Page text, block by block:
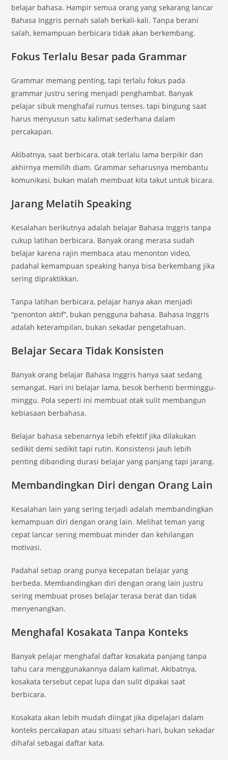
belajar bahasa. Hampir semua orang yang sekarang lancar
Bahasa Inggris pernah salah berkali-kali. Tanpa berani
salah, kemampuan berbicara tidak akan berkembang.
Fokus Terlalu Besar pada Grammar
Grammar memang penting, tapi terlalu fokus pada
grammar justru sering menjadi penghambat. Banyak
pelajar sibuk menghafal rumus tenses, tapi bingung saat
harus menyusun satu kalimat sederhana dalam
percakapan.
Akibatnya, saat berbicara, otak terlalu lama berpikir dan
akhirnya memilih diam. Grammar seharusnya membantu
komunikasi, bukan malah membuat kita takut untuk bicara.
Jarang Melatih Speaking
Kesalahan berikutnya adalah belajar Bahasa Inggris tanpa
cukup latihan berbicara. Banyak orang merasa sudah
belajar karena rajin membaca atau menonton video,
padahal kemampuan speaking hanya bisa berkembang jika
sering dipraktikkan.
Tanpa latihan berbicara, pelajar hanya akan menjadi
“penonton aktif”, bukan pengguna bahasa. Bahasa Inggris
adalah keterampilan, bukan sekadar pengetahuan.
Belajar Secara Tidak Konsisten
Banyak orang belajar Bahasa Inggris hanya saat sedang
semangat. Hari ini belajar lama, besok berhenti berminggu-
minggu. Pola seperti ini membuat otak sulit membangun
kebiasaan berbahasa.
Belajar bahasa sebenarnya lebih efektif jika dilakukan
sedikit demi sedikit tapi rutin. Konsistensi jauh lebih
penting dibanding durasi belajar yang panjang tapi jarang.
Membandingkan Diri dengan Orang Lain
Kesalahan lain yang sering terjadi adalah membandingkan
kemampuan diri dengan orang lain. Melihat teman yang
cepat lancar sering membuat minder dan kehilangan
motivasi.
Padahal setiap orang punya kecepatan belajar yang
berbeda. Membandingkan diri dengan orang lain justru
sering membuat proses belajar terasa berat dan tidak
menyenangkan.
Menghafal Kosakata Tanpa Konteks
Banyak pelajar menghafal daftar kosakata panjang tanpa
tahu cara menggunakannya dalam kalimat. Akibatnya,
kosakata tersebut cepat lupa dan sulit dipakai saat
berbicara.
Kosakata akan lebih mudah diingat jika dipelajari dalam
konteks percakapan atau situasi sehari-hari, bukan sekadar
dihafal sebagai daftar kata.